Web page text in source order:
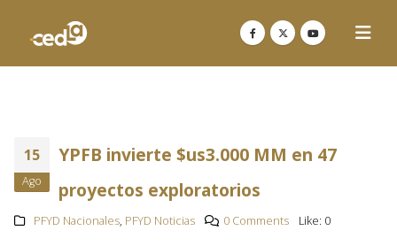
15
Ago
YPFB invierte $us3.000 MM en 47
proyectos exploratorios
PFYD Nacionales, PFYD Noticias 0 Comments Like: 0